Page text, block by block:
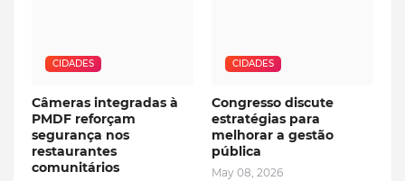
CIDADES
Câmeras integradas à
PMDF reforçam
segurança nos
restaurantes
comunitários
CIDADES
Congresso discute
estratégias para
melhorar a gestão
pública
May 08, 2026